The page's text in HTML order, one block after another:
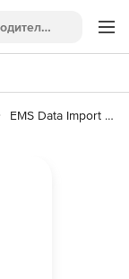
EMS Data Import for MySQL